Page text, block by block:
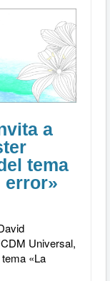
a
tema
error»
Universal,
«La